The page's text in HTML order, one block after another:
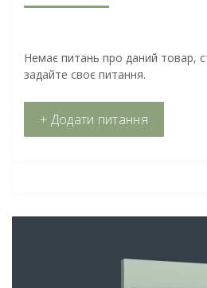
Немає питань про даний товар,
задайте своє питання.
+ Додати питання